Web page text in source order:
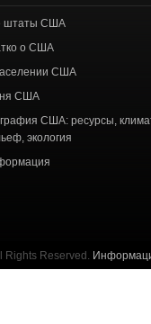
штаты США
о США
США
США
США: ресурсы,
экология
Reserved.